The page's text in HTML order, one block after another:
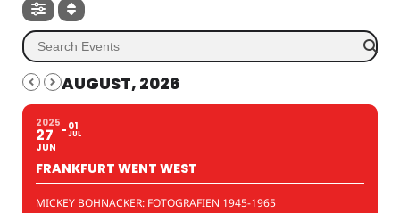
AUGUST, 2026
2025
27
JUN
01
JUL
FRANKFURT WENT WEST
MICKEY BOHNACKER: FOTOGRAFIEN 1945-1965